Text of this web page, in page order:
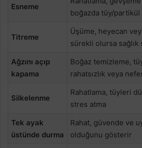
Esneme
boğazda tüy/
Titreme
Üşüme, heyecan
sürekli olursa
Ağzını açıp
kapama
Boğaz temizleme,
rahatsızlık veya
Silkelenme
Rahatlama, tüyleri
stres atma
Tek ayak
üstünde durma
Rahat, güvende ve
olduğunu gösterir